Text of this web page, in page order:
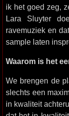
ik het goed zeg,
Lara Sluyter
ravemuziek en
sample laten
Waarom is het
We brengen de
slechts een
in kwaliteit